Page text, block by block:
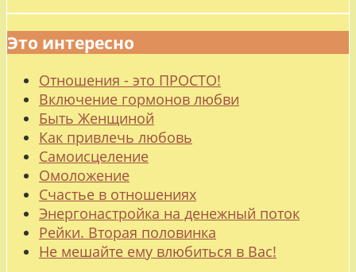
Это интересно
Отношения - это ПРОСТО!
Включение гормонов любви
Быть Женщиной
Как привлечь любовь
Самоисцеление
Омоложение
Счастье в отношениях
Энергонастройка на денежный поток
Рейки. Вторая половинка
Не мешайте ему влюбиться в Вас!